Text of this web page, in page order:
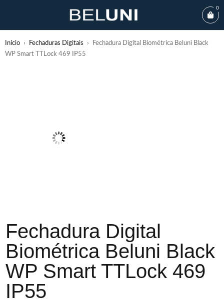
0
Início › Fechaduras Digitais ›
Fechadura Digital Biométrica Beluni Black
WP Smart TTLock 469 IP55
Fechadura Digital
Biométrica Beluni Black
WP Smart TTLock 469
IP55